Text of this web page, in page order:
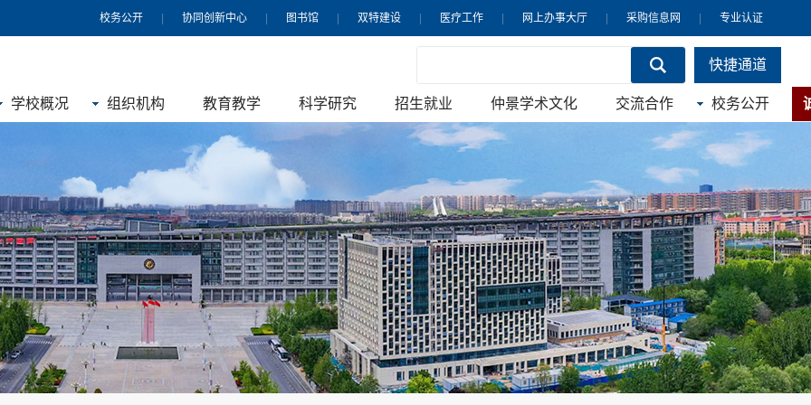
专业认证
采购信息网
网上办事大厅
医疗工作
双特建设
图书馆
协同创新中心
校务公开
快捷通道
学校概况 组织机构 教育教学 科学研究 招生就业 仲景学术文化 交流合作 校务公开